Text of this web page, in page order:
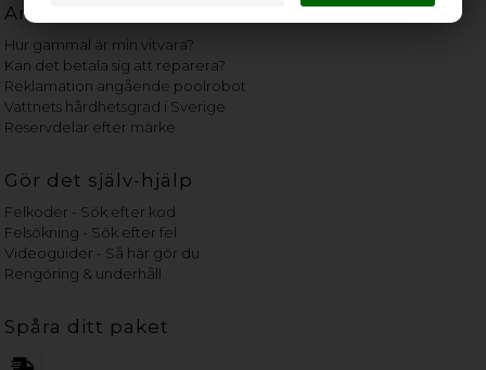
Användbara länkar
Hur gammal är min vitvara?
Kan det betala sig att reparera?
Reklamation angående poolrobot
Vattnets hårdhetsgrad i Sverige
Reservdelar efter märke
Gör det själv-hjälp
Felkoder - Sök efter kod
Felsökning - Sök efter fel
Videoguider - Så här gör du
Rengöring & underhåll
Spåra ditt paket